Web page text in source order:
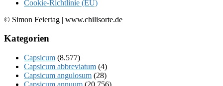
Cookie-Richtlinie (EU)
© Simon Feiertag | www.chilisorte.de
Kategorien
Capsicum (8.577)
Capsicum abbreviatum (4)
Capsicum angulosum (28)